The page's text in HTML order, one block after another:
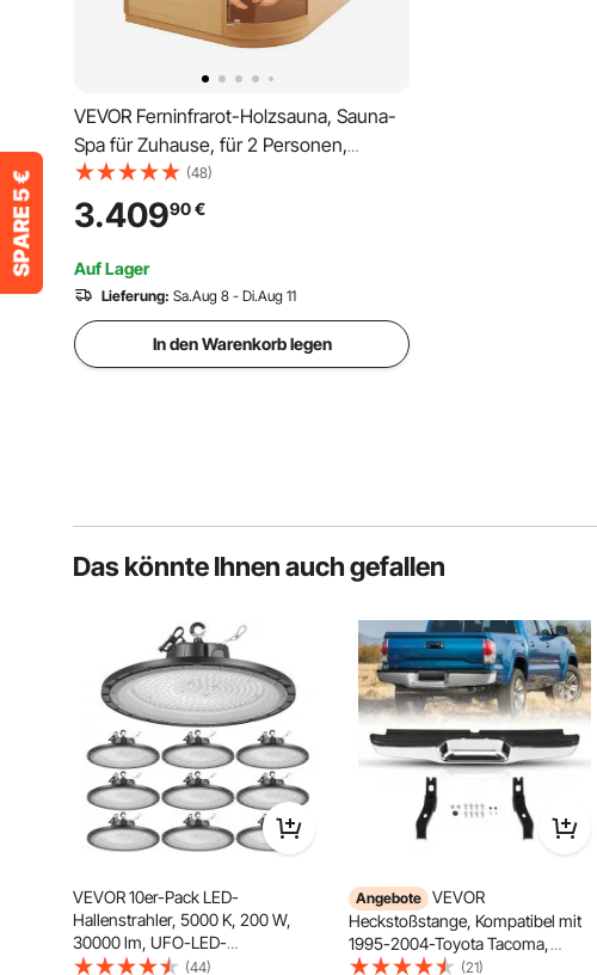
VEVOR Ferninfrarot-Holzsauna, Sauna-
Spa für Zuhause, für 2 Personen,
Niedrige EMF-Ferninfrarot-Sauna mit
gehärteter Glastür & LED-
Mehrfarbenlampe & Bluetooth-
Lautsprechern, 2 kW für den
Innenbereich
(48)
3.40990€
Auf Lager
Lieferung: Sa.Aug 8 - Di.Aug 11
In den Warenkorb legen
Das könnte Ihnen auch gefallen
VEVOR 10er-Pack LED-
Hallenstrahler, 5000 K, 200 W,
30000 lm, UFO-LED-
Hallenbeleuchtung, IP65
(44)
Angebote VEVOR
Heckstoßstange, Kompatibel mit
1995-2004-Toyota Tacoma,
Chromstahl-Heckstoßstange,
(21)